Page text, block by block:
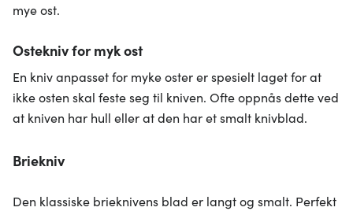
mye ost.
Ostekniv for myk ost
En kniv anpasset for myke oster er spesielt laget for at
ikke osten skal feste seg til kniven. Ofte oppnås dette ved
at kniven har hull eller at den har et smalt knivblad.
Briekniv
Den klassiske brieknivens blad er langt og smalt. Perfekt